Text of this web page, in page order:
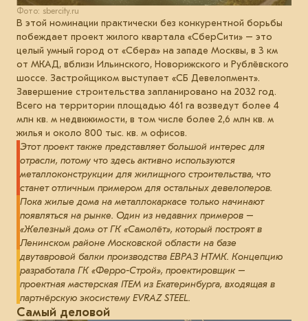
Фото: sbercity.ru
В этой номинации практически без конкурентной борьбы
побеждает проект жилого квартала «СберСити» – это
целый умный город от «Сбера» на западе Москвы, в 3 км
от МКАД, вблизи Ильинского, Новорижского и Рублёвского
шоссе. Застройщиком выступает «СБ Девелопмент».
Завершение строительства запланировано на 2032 год.
Всего на территории площадью 461 га возведут более 4
млн кв. м недвижимости, в том числе более 2,6 млн кв. м
жилья и около 800 тыс. кв. м офисов.
Этот проект также представляет большой интерес для
отрасли, потому что здесь активно используются
металлоконструкции для жилищного строительства, что
станет отличным примером для остальных девелоперов.
Пока жилые дома на металлокаркасе только начинают
появляться на рынке. Один из недавних примеров –
«Железный дом» от ГК «Самолёт», который построят в
Ленинском районе Московской области на базе
двутавровой балки производства ЕВРАЗ НТМК. Концепцию
разработала ГК «Ферро-Строй», проектировщик –
проектная мастерская ITEM из Екатеринбурга, входящая в
партнёрскую экосистему EVRAZ STEEL.
Самый деловой